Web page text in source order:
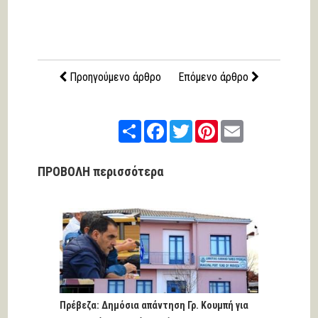
Προηγούμενο άρθρο Επόμενο άρθρο
ShareFacebook
TwitterPinterestEmail
ΠΡΟΒΟΛΗ περισσότερα
Πρέβεζα: Δημόσια απάντηση Γρ. Κουμπή για